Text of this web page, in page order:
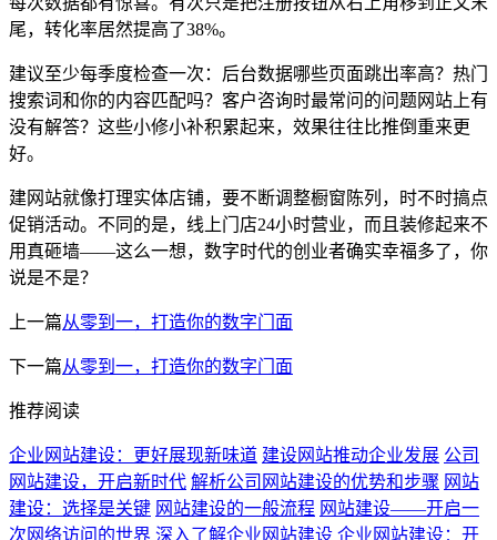
尾，转化率居然提高了38%。
建议至少每季度检查一次：后台数据哪些页面跳出率高？热门
搜索词和你的内容匹配吗？客户咨询时最常问的问题网站上有
没有解答？这些小修小补积累起来，效果往往比推倒重来更
好。
建网站就像打理实体店铺，要不断调整橱窗陈列，时不时搞点
促销活动。不同的是，线上门店24小时营业，而且装修起来不
用真砸墙——这么一想，数字时代的创业者确实幸福多了，你
说是不是？
上一篇从零到一，打造你的数字门面
下一篇从零到一，打造你的数字门面
推荐阅读
企业网站建设：更好展现新味道 建设网站推动企业发展 公司
网站建设，开启新时代 解析公司网站建设的优势和步骤 网站
建设：选择是关键 网站建设的一般流程 网站建设——开启一
次网络访问的世界 深入了解企业网站建设 企业网站建设：开